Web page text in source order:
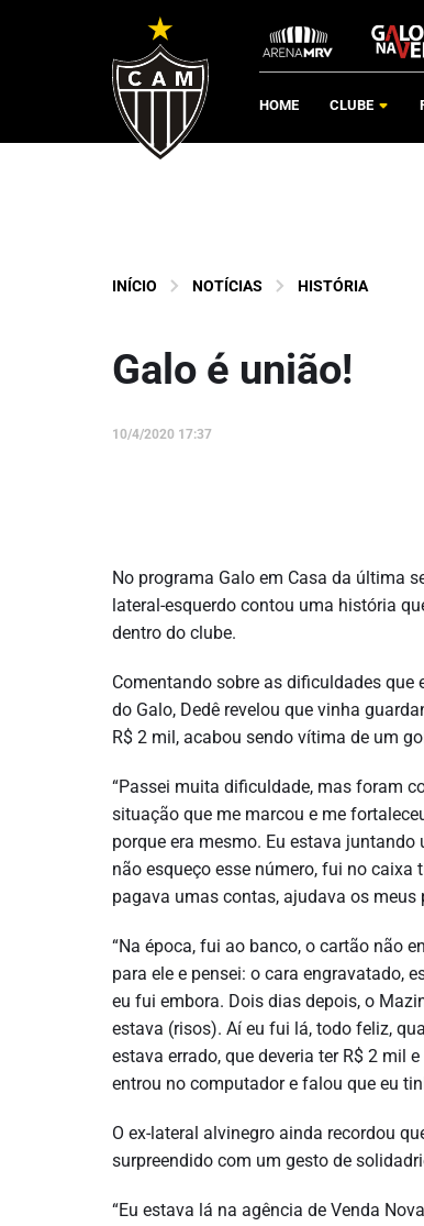
HOME CLUBE
INÍCIO NOTÍCIAS HISTÓRIA
Galo é união!
10/4/2020 17:37
No programa Galo em Casa da última
lateral-esquerdo contou uma história
dentro do clube.
Comentando sobre as dificuldades
do Galo, Dedê revelou que vinha
R$ 2 mil, acabou sendo vítima de um
“Passei muita dificuldade, mas foram
situação que me marcou e me
porque era mesmo. Eu estava
não esqueço esse número, fui no
pagava umas contas, ajudava os meus
“Na época, fui ao banco, o cartão não
para ele e pensei: o cara engravatado,
eu fui embora. Dois dias depois, o
estava (risos). Aí eu fui lá, todo feliz,
estava errado, que deveria ter R$ 2 mil
entrou no computador e falou que eu
O ex-lateral alvinegro ainda recordou
surpreendido com um gesto de
“Eu estava lá na agência de Venda